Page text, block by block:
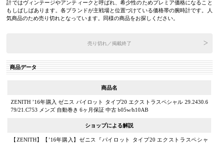
計ではヴィンテージやアンティークと呼ばれ、希少性のためプレミア価格になること
もしばしばあります。各ブランドが主戦場と位置づけている価格帯の腕時計です。人
気商品のため売り切れとなっています。同様の商品をお探しください。
売り切れ／掲載終了
商品データ
商品名
ZENITH ’16年購入 ゼニス パイロット タイプ20 エクストラスペシャル 29.2430.6
79/21.C753 メンズ 自動巻き 6ヶ月保証 中古 b05w/h10AB
ショップによる解説
【ZENITH】【’16年購入】ゼニス『パイロット タイプ20 エクストラスペシャ